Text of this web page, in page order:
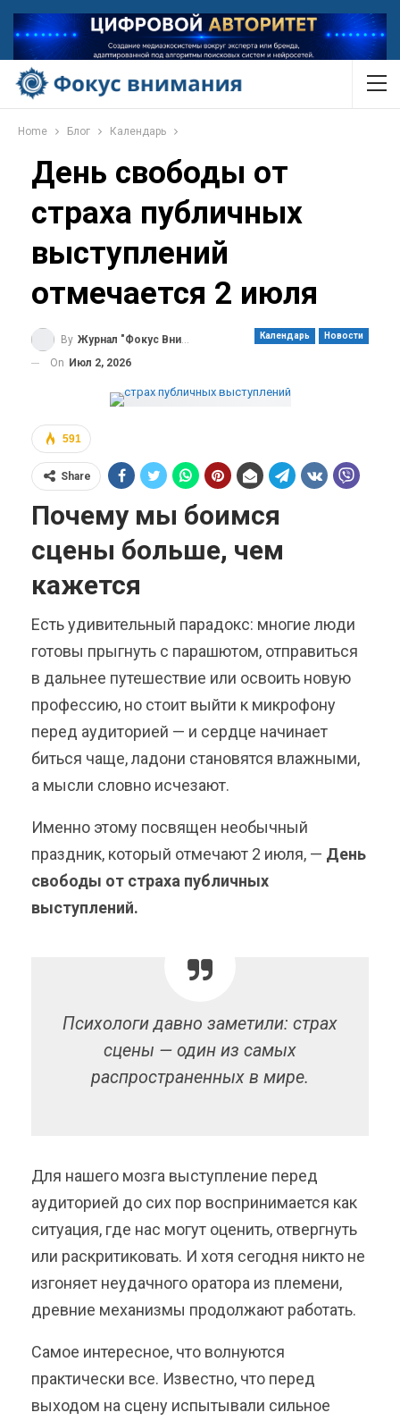
Home Блог Календарь
День свободы от
страха публичных
выступлений
отмечается 2 июля
Календарь Новости
By Журнал "Фокус Внимания"
On Июл 2, 2026
591
Share
Почему мы боимся
сцены больше, чем
кажется
Есть удивительный парадокс: многие люди
готовы прыгнуть с парашютом, отправиться
в дальнее путешествие или освоить новую
профессию, но стоит выйти к микрофону
перед аудиторией — и сердце начинает
биться чаще, ладони становятся влажными,
а мысли словно исчезают.
Именно этому посвящен необычный
праздник, который отмечают 2 июля, — День
свободы от страха публичных
выступлений.
Психологи давно заметили: страх
сцены — один из самых
распространенных в мире.
Для нашего мозга выступление перед
аудиторией до сих пор воспринимается как
ситуация, где нас могут оценить, отвергнуть
или раскритиковать. И хотя сегодня никто не
изгоняет неудачного оратора из племени,
древние механизмы продолжают работать.
Самое интересное, что волнуются
практически все. Известно, что перед
выходом на сцену испытывали сильное